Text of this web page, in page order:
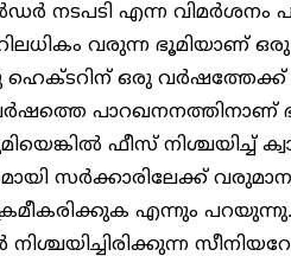
നടപടി എന്ന വിമർശനം
വരുന്ന ഭൂമിയാണ്
ഒരു ഹെക്ടറിന് ഒരു
വർഷത്തെ
ഫീസ് നിശ്ചയിച്ച്
സർക്കാരിലേക്ക്
ക്രമീകരിക്കുക എന്നും
നിശ്ചയിച്ചിരിക്കുന്ന